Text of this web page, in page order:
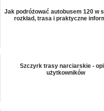
Jak podróżować autobusem 120 w
rozkład, trasa i praktyczne
Szczyrk trasy narciarskie -
użytkowników